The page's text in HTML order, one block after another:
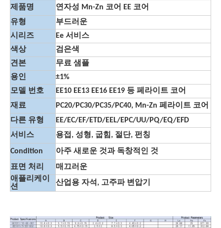
제품명
연자성 Mn-Zn 코어 EE 코어
유형
부드러운
시리즈
Ee 서비스
색상
검은색
견본
무료 샘플
용인
±1%
모델 번호
EE10 EE13 EE16 EE19 등 페라이트 코어
재료
PC20/PC30/PC35/PC40, Mn-Zn 페라이트 코어
다른 유형
EE/EC/EF/ETD/EEL/EPC/UU/PQ/EQ/EFD
서비스
용접, 성형, 굽힘, 절단, 펀칭
Condition
아주 새로운 것과 독창적인 것
표면 처리
매끄러운
애플리케이
션
산업용 자석, 고주파 변압기